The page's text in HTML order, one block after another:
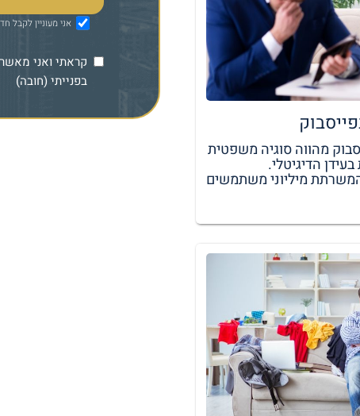
מהווה סוגיה משפטית
הדיגיטלי.
מיליוני משתמשים
אני מעוניין לקבל
קראתי ואני
בפנייתי (חובה)